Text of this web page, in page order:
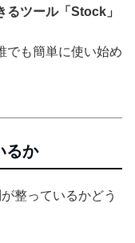
るツール「Stock」
でも簡単に使い始め
るか
整っているかどう